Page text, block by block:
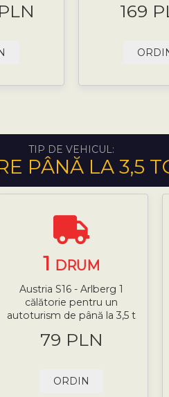
169
TIP DE VEHICUL:
PÂNĂ LA 3,5
1 DRUM
Austria S16 - Arlberg 1
călătorie pentru un
autoturism de până la 3,5 t
79 PLN
ORDIN